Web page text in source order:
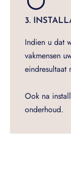
3.
Indien u dat
vakmensen
eindresultaat
Ook na
onderhoud.